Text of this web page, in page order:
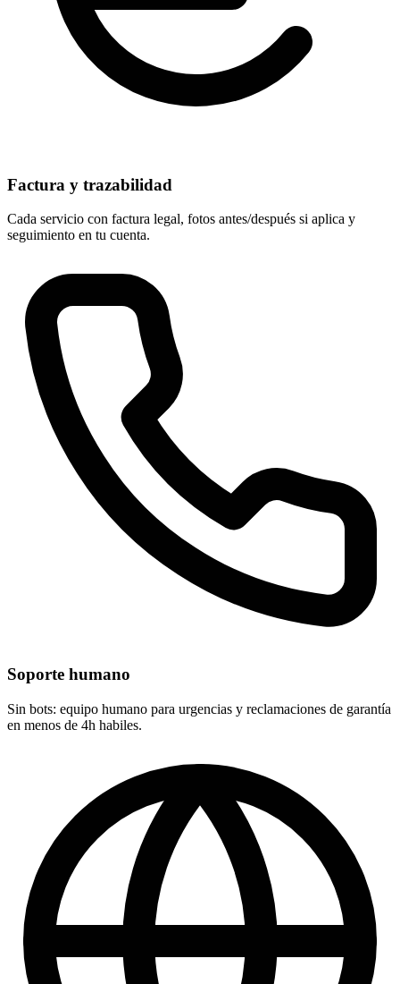
Factura y trazabilidad
Cada servicio con factura legal, fotos antes/después si aplica y
seguimiento en tu cuenta.
Soporte humano
Sin bots: equipo humano para urgencias y reclamaciones de garantía
en menos de 4h habiles.